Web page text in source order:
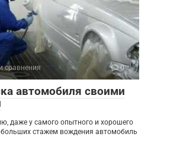
сравнения 0
автомобиля своими
даже у самого опытного и хорошего
больших стажем вождения автомобиль